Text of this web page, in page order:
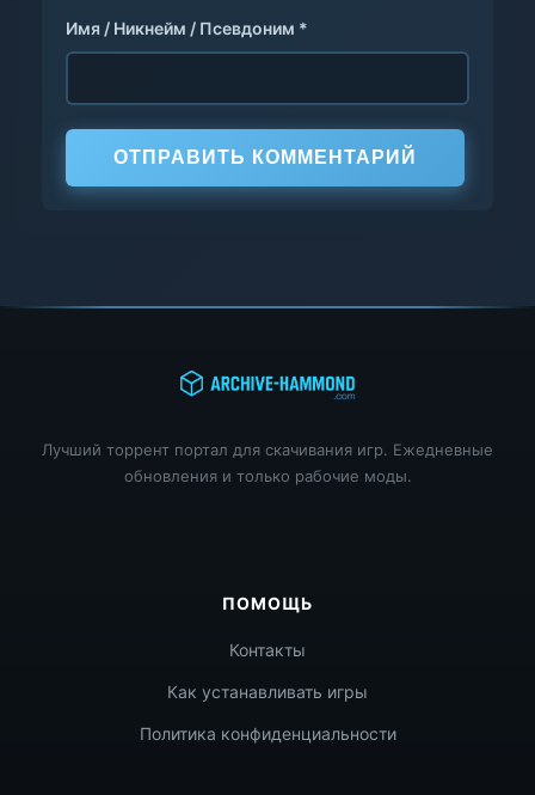
Имя / Никнейм / Псевдоним *
ОТПРАВИТЬ КОММЕНТАРИЙ
Лучший торрент портал для скачивания игр. Ежедневные
обновления и только рабочие моды.
ПОМОЩЬ
Контакты
Как устанавливать игры
Политика конфиденциальности